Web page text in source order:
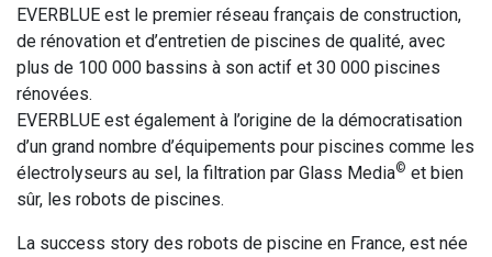
EVERBLUE est le premier réseau français de construction,
de rénovation et d’entretien de piscines de qualité, avec
plus de 100 000 bassins à son actif et 30 000 piscines
rénovées.
EVERBLUE est également à l’origine de la démocratisation
d’un grand nombre d’équipements pour piscines comme les
électrolyseurs au sel, la filtration par Glass Media© et bien
sûr, les robots de piscines.
La success story des robots de piscine en France, est née